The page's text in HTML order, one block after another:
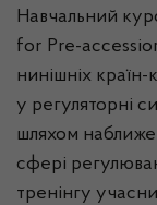
Навчальний
for Pre-accession
нинішніх країн-
у регуляторні
шляхом
сфері
тренінгу